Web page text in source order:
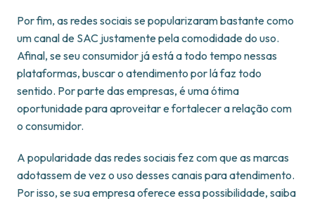
Por fim, as redes sociais se popularizaram bastante como
um canal de SAC justamente pela comodidade do uso.
Afinal, se seu consumidor já está a todo tempo nessas
plataformas, buscar o atendimento por lá faz todo
sentido. Por parte das empresas, é uma ótima
oportunidade para aproveitar e fortalecer a relação com
o consumidor.
A popularidade das redes sociais fez com que as marcas
adotassem de vez o uso desses canais para atendimento.
Por isso, se sua empresa oferece essa possibilidade, saiba